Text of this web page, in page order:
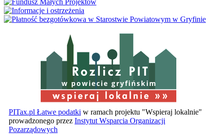
w powiecie gryfińskim
PITax.pl Łatwe podatki w ramach projektu "Wspieraj lokalnie"
prowadzonego przez Instytut Wsparcia Organizacji
Pozarządowych